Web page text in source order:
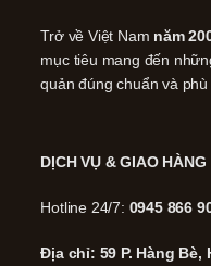
Trở về Việt Nam năm
mục tiêu mang đến
quản đúng chuẩn và
DỊCH VỤ & GIAO HÀNG
Hotline 24/7: 0945 866
Địa chỉ: 59 P. Hàng Bè,